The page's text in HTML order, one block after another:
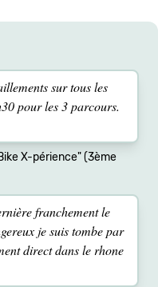
sur tous les
pour les 3 parcours.
X-périence" (3ème
franchement le
je suis tombe par
direct dans le rhone